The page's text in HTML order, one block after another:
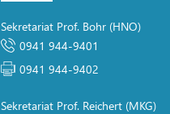
Sekretariat Prof. Bohr (HNO)
0941 944-9401
0941 944-9402
Sekretariat Prof. Reichert (MKG)